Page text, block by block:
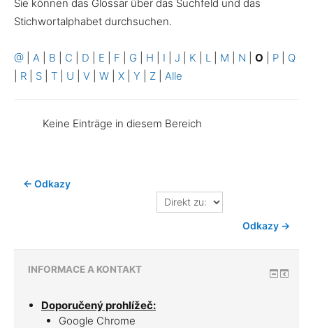
Sie können das Glossar über das Suchfeld und das
Stichwortalphabet durchsuchen.
@ A B C D E F G H I J K L M N O P
Q
R S T U V W X Y Z Alle
Keine Einträge in diesem Bereich
← Odkazy
Direkt
zu:
Odkazy →
INFORMACE A KONTAKT
Doporučený prohlížeč:
Google Chrome